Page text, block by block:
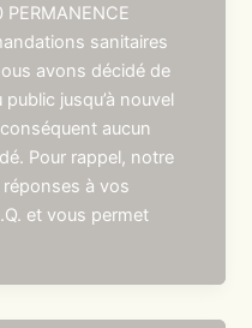
sanitaires
avons décidé de
jusqu’à nouvel
aucun
Pour rappel, notre
à vos
et vous permet